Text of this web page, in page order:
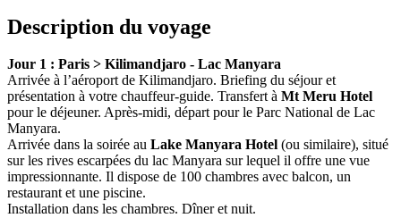
Description du voyage
Jour 1 : Paris > Kilimandjaro - Lac Manyara
Arrivée à l’aéroport de Kilimandjaro. Briefing du séjour et
présentation à votre chauffeur-guide. Transfert à Mt Meru Hotel
pour le déjeuner. Après-midi, départ pour le Parc National de Lac
Manyara.
Arrivée dans la soirée au Lake Manyara Hotel (ou similaire), situé
sur les rives escarpées du lac Manyara sur lequel il offre une vue
impressionnante. Il dispose de 100 chambres avec balcon, un
restaurant et une piscine.
Installation dans les chambres. Dîner et nuit.